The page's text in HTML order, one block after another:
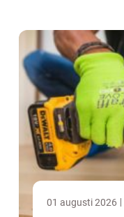
samtidigt:...
01 augusti 2026